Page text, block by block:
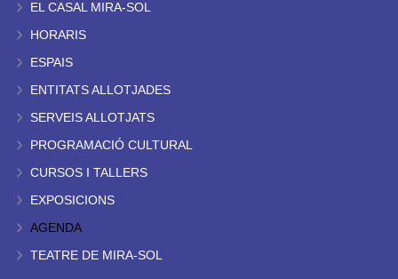
EL CASAL MIRA-SOL
HORARIS
ESPAIS
ENTITATS ALLOTJADES
SERVEIS ALLOTJATS
PROGRAMACIÓ CULTURAL
CURSOS I TALLERS
EXPOSICIONS
AGENDA
TEATRE DE MIRA-SOL